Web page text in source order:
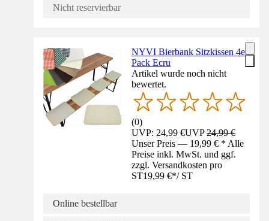
Nicht reservierbar
NYVI Bierbank Sitzkissen 4er
Pack Ecru
Artikel wurde noch nicht
bewertet.
(0)
UVP: 24,99 €UVP24,99 €
Unser Preis — 19,99 € * Alle
Preise inkl. MwSt. und ggf.
zzgl. Versandkosten pro
ST19,99 €*/ ST
Online bestellbar